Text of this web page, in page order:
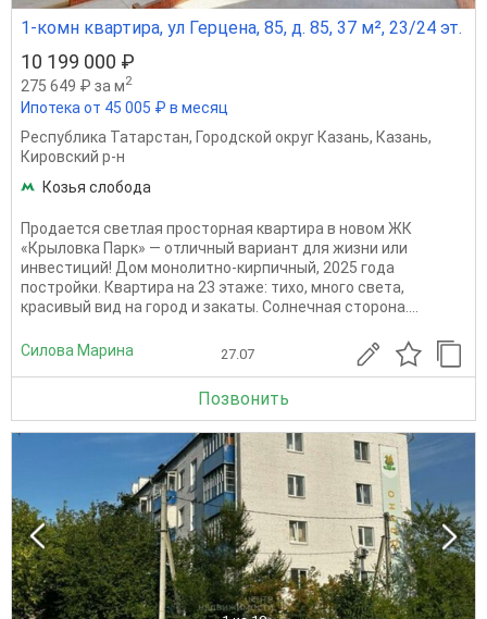
1-комн квартира, ул Герцена, 85, д. 85, 37 м², 23/24 эт.
10 199 000 ₽
275 649 ₽ за м2
Ипотека от 45 005 ₽ в месяц
Республика Татарстан, Городской округ Казань, Казань,
Кировский р-н
Козья слобода
Продается светлая просторная квартира в новом ЖК
«Крыловка Парк» — отличный вариант для жизни или
инвестиций! Дом монолитно-кирпичный, 2025 года
постройки. Квартира на 23 этаже: тихо, много света,
красивый вид на город и закаты. Солнечная сторона....
Силова Марина 27.07
Позвонить